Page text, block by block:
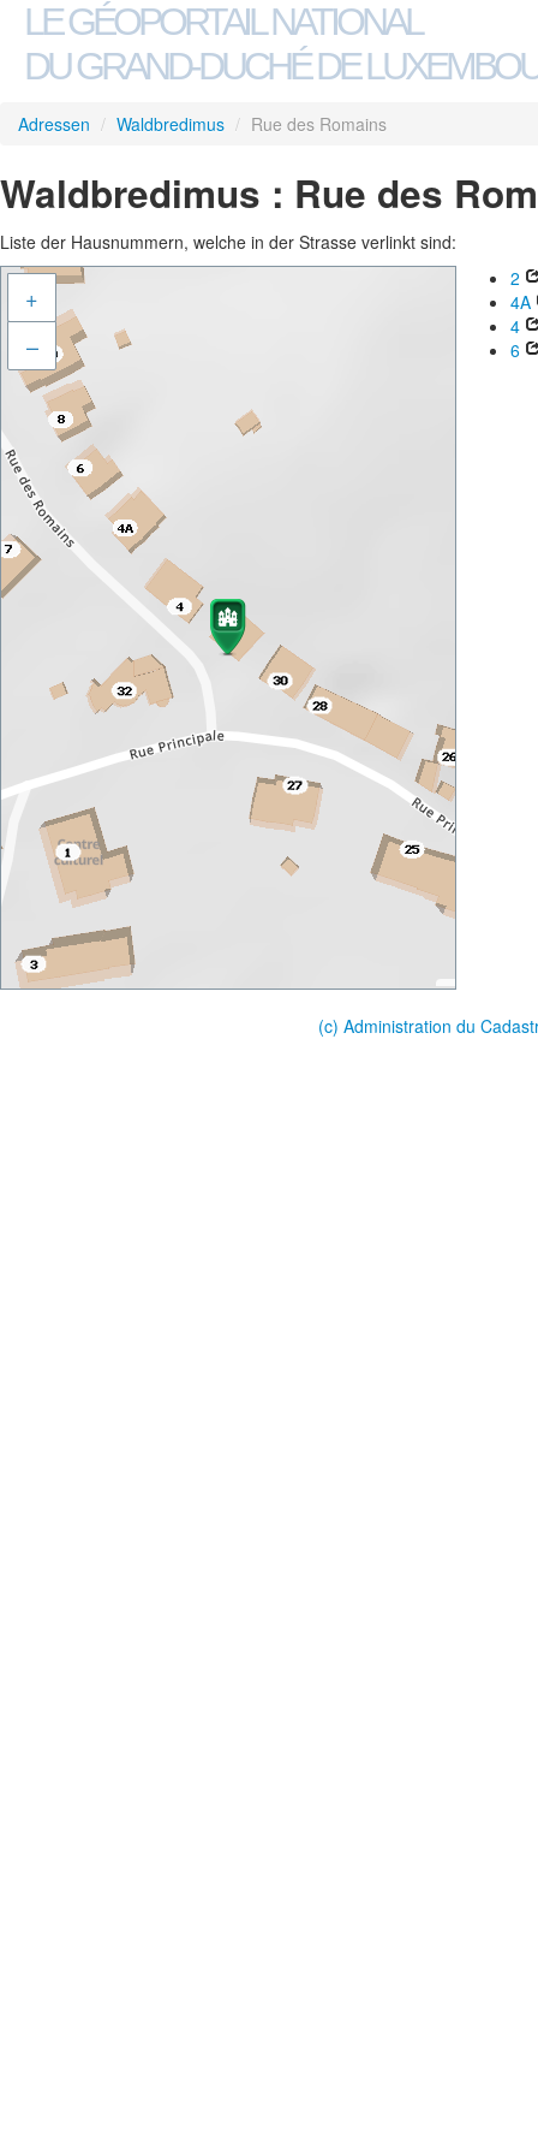
LE GÉOPORTAIL NATIONAL
DU GRAND-DUCHÉ DE
Adressen / Waldbredimus / Rue des Romains
Waldbredimus : Rue des
Liste der Hausnummern, welche in der Strasse verlinkt sind:
+
–
2
4A
4
6
(c) Administration du